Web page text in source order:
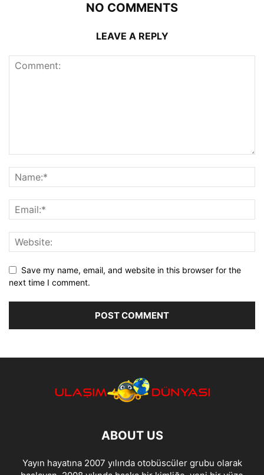
NO COMMENTS
LEAVE A REPLY
Save my name, email, and website in this browser for the
next time I comment.
ABOUT US
Yayın hayatına 2007 yılında otobüscüler grubu olarak